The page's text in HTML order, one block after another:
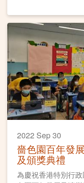
2022 Sep 30
嗇色園百年發
及頒獎典禮
為慶祝香港特別行